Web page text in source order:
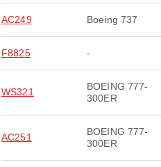
AC249 Boeing 737
F8825 -
WS321
BOEING 777-
300ER
AC251
BOEING 777-
300ER